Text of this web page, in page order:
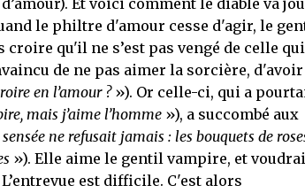
Et voici comment le diable va
le philtre d'amour cesse d'agir, le
qu'il ne s’est pas vengé de celle
de ne pas aimer la sorcière, d'avoir
en l’amour ?»). Or celle-ci, qui a
mais j’aime l’homme»), a succombé aux
ne refusait jamais : les bouquets de
»). Elle aime le gentil vampire, et
est difficile. C'est alors